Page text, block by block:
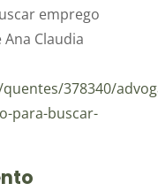
emprego
Claudia
378340/
para-buscar-